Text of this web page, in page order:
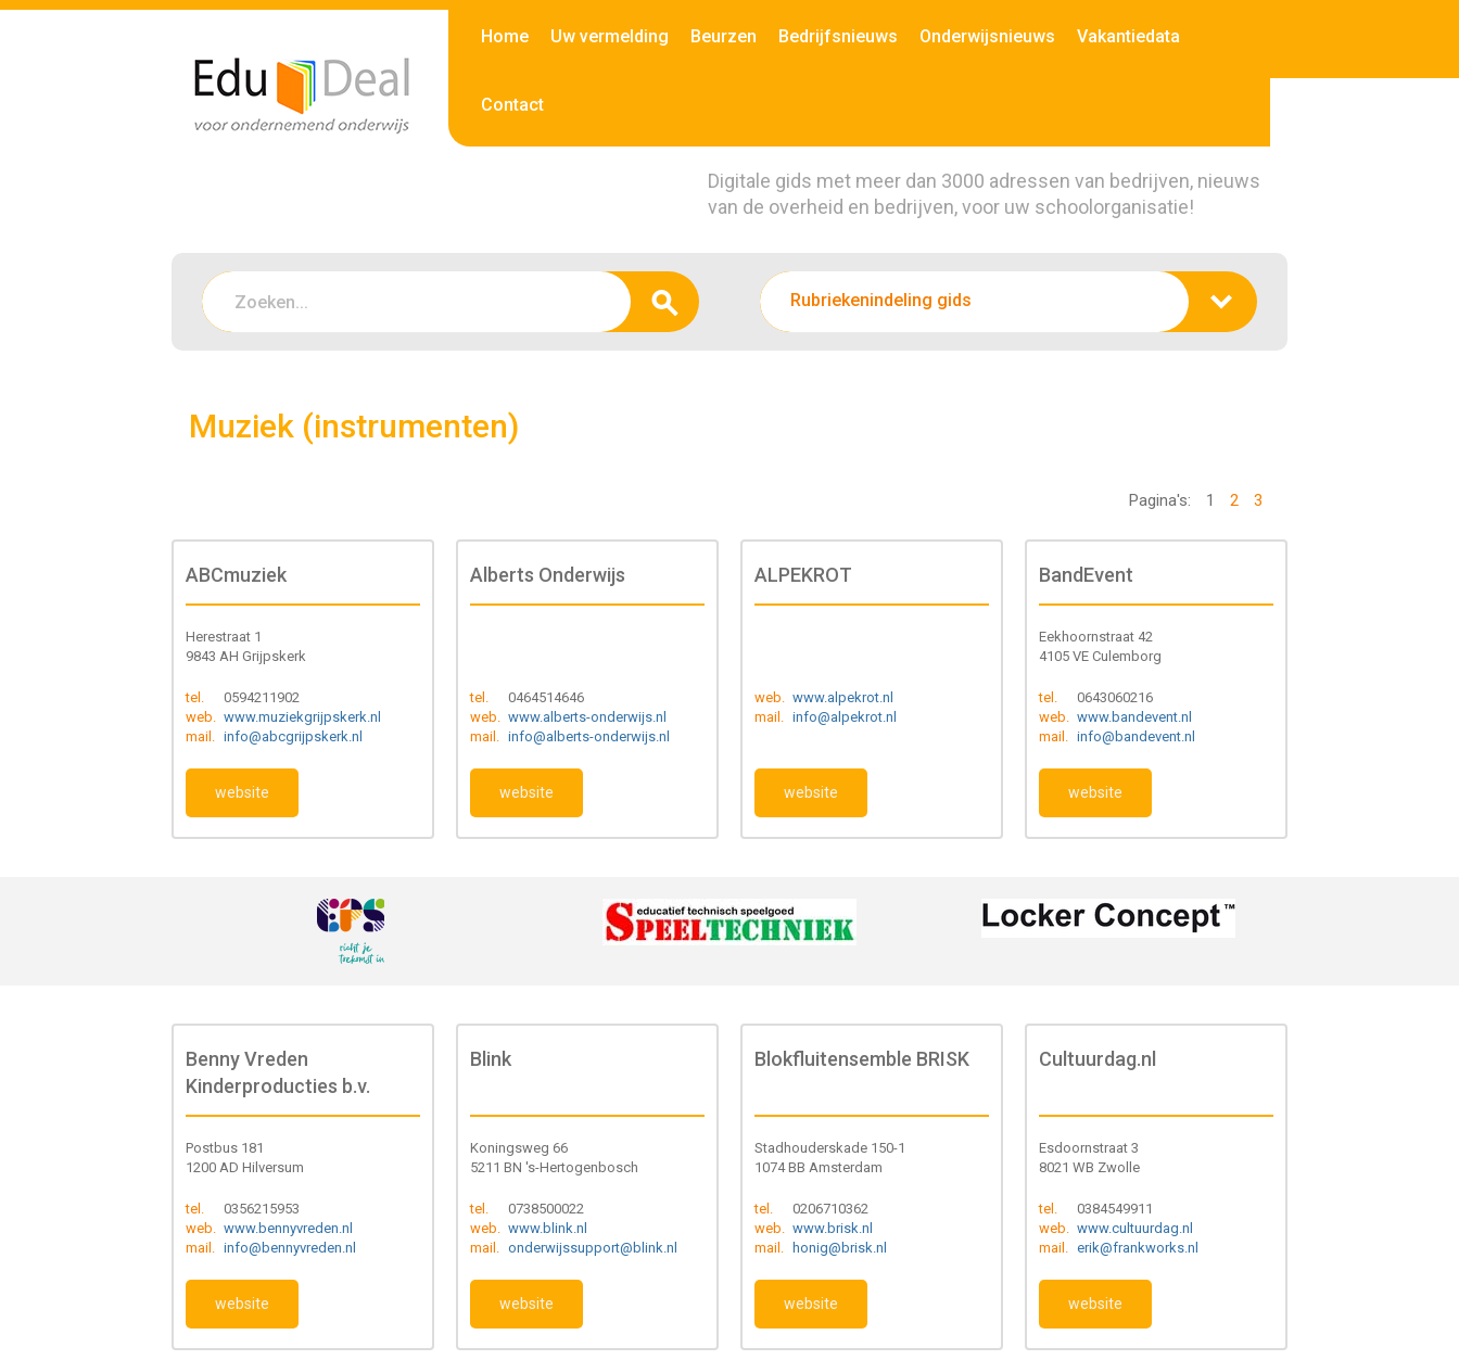
Home Uw vermelding Beurzen Bedrijfsnieuws Onderwijsnieuws Vakantiedata
Contact
Digitale gids met meer dan 3000 adressen van bedrijven, nieuws
van de overheid en bedrijven, voor uw schoolorganisatie!
Rubriekenindeling gids
Muziek (instrumenten)
Pagina's: 1 2 3
ABCmuziek
Herestraat 1
9843 AH Grijpskerk
tel.
0594211902
web. www.muziekgrijpskerk.nl
mail. info@abcgrijpskerk.nl
website
Alberts Onderwijs
tel.
0464514646
web. www.alberts-onderwijs.nl
mail. info@alberts-onderwijs.nl
website
ALPEKROT
web. www.alpekrot.nl
mail. info@alpekrot.nl
website
BandEvent
Eekhoornstraat 42
4105 VE Culemborg
tel.
0643060216
web. www.bandevent.nl
mail. info@bandevent.nl
website
Benny Vreden
Kinderproducties b.v.
Postbus 181
1200 AD Hilversum
tel.
0356215953
web. www.bennyvreden.nl
mail. info@bennyvreden.nl
website
Blink
Koningsweg 66
5211 BN 's-Hertogenbosch
tel.
0738500022
web. www.blink.nl
mail. onderwijssupport@blink.nl
website
Blokfluitensemble BRISK
Stadhouderskade 150-1
1074 BB Amsterdam
tel.
0206710362
web. www.brisk.nl
mail.
honig@brisk.nl
website
Cultuurdag.nl
Esdoornstraat 3
8021 WB Zwolle
tel.
0384549911
web. www.cultuurdag.nl
mail. erik@frankworks.nl
website